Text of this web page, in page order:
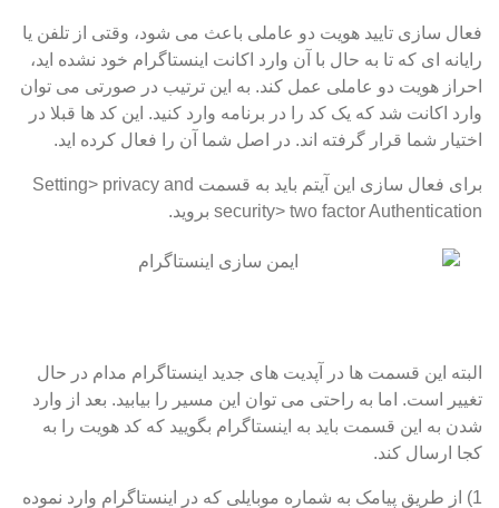
فعال سازی تایید هویت دو عاملی باعث می شود، وقتی از تلفن یا
رایانه ای که تا به حال با آن وارد اکانت اینستاگرام خود نشده اید،
احراز هویت دو عاملی عمل کند. به این ترتیب در صورتی می توان
وارد اکانت شد که یک کد را در برنامه وارد کنید. این کد ها قبلا در
اختیار شما قرار گرفته اند. در اصل شما آن را فعال کرده اید.
برای فعال سازی این آیتم باید به قسمت Setting> privacy and
security> two factor Authentication بروید.
البته این قسمت ها در آپدیت های جدید اینستاگرام مدام در حال
تغییر است. اما به راحتی می توان این مسیر را بیابید. بعد از وارد
شدن به این قسمت باید به اینستاگرام بگویید که کد هویت را به
کجا ارسال کند.
1) از طریق پیامک به شماره موبایلی که در اینستاگرام وارد نموده